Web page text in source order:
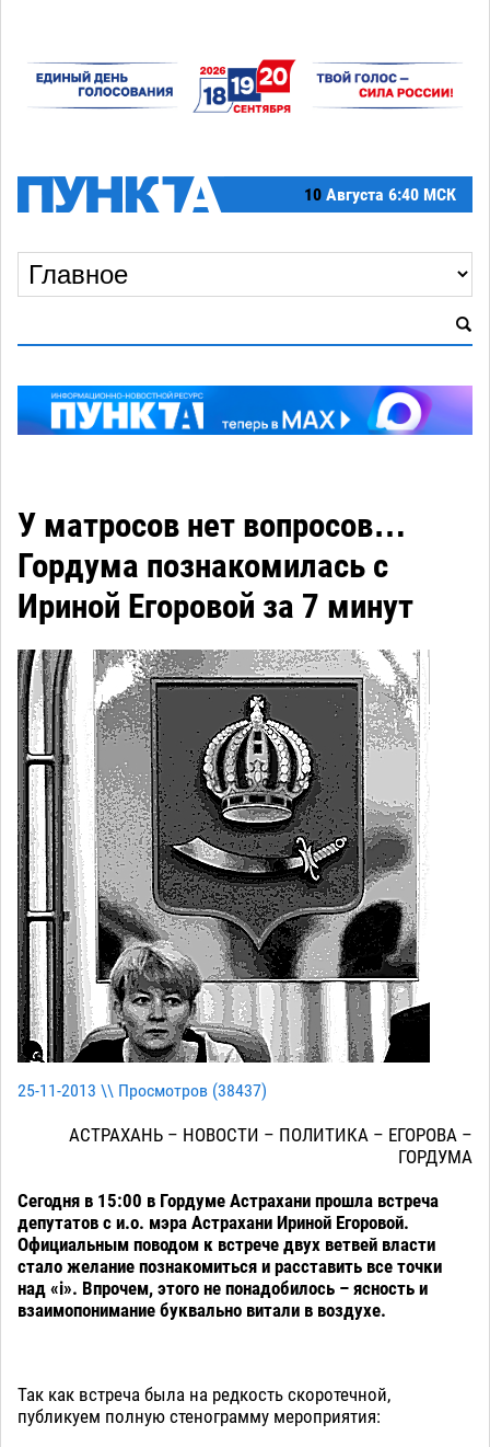
10 Августа 6:40 МСК
У матросов нет вопросов…
Гордума познакомилась с
Ириной Егоровой за 7 минут
25-11-2013 \\ Просмотров (38437)
АСТРАХАНЬ – НОВОСТИ – ПОЛИТИКА – ЕГОРОВА –
ГОРДУМА
Сегодня в 15:00 в Гордуме Астрахани прошла встреча
депутатов с и.о. мэра Астрахани Ириной Егоровой.
Официальным поводом к встрече двух ветвей власти
стало желание познакомиться и расставить все точки
над «i». Впрочем, этого не понадобилось – ясность и
взаимопонимание буквально витали в воздухе.
Так как встреча была на редкость скоротечной,
публикуем полную стенограмму мероприятия: